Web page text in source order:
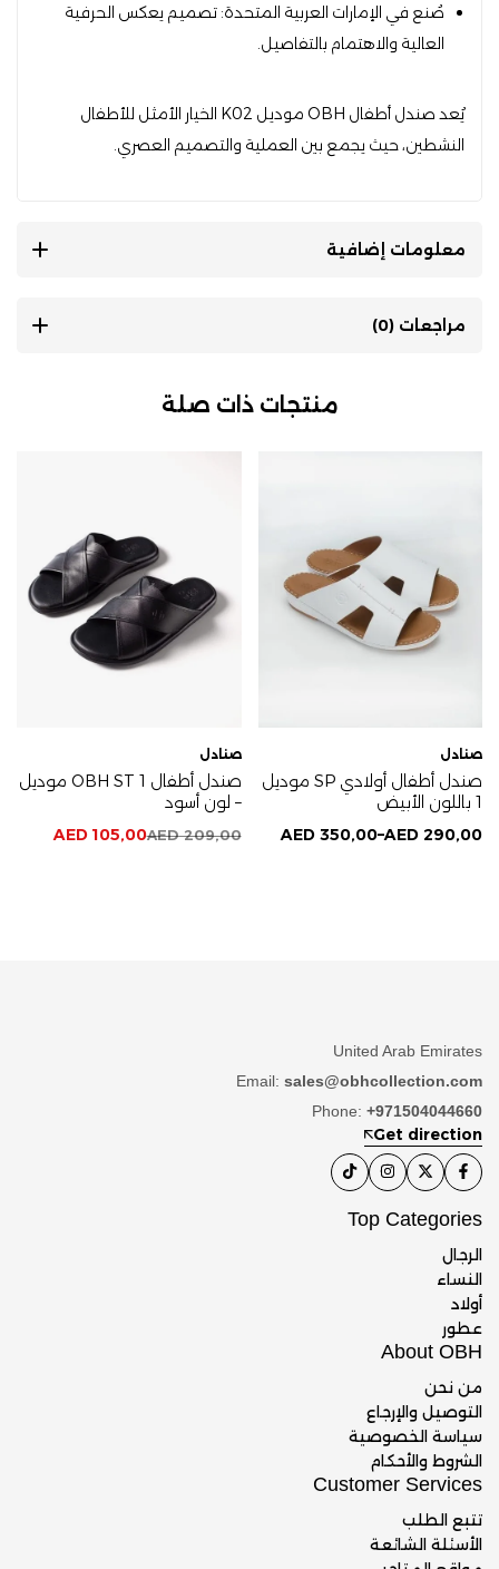
صُنع في الإمارات العربية المتحدة: تصميم يعكس الحرفية
العالية والاهتمام بالتفاصيل.
يُعد صندل أطفال OBH موديل K02 الخيار الأمثل للأطفال
النشطين، حيث يجمع بين العملية والتصميم العصري.
معلومات إضافية
مراجعات (0)
منتجات ذات صلة
صنادل
صندل أطفال أولادي SP موديل
1 باللون الأبيض
AED 290,00
–
AED 350,00
صنادل
صندل أطفال OBH ST 1 موديل
– لون أسود
AED209,00
AED105,00
United Arab Emirates
Email: sales@obhcollection.com
Phone: +971504044660
Get direction
Top Categories
الرجال
النساء
أولاد
عطور
About OBH
من نحن
التوصيل والإرجاع
سياسة الخصوصية
الشروط والأحكام
Customer Services
تتبع الطلب
الأسئلة الشائعة